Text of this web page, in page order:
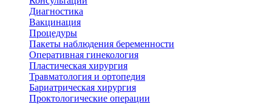
Диагностика
Вакцинация
Процедуры
Пакеты наблюдения беременности
Оперативная гинекология
Пластическая хирургия
Травматология и ортопедия
Бариатрическая хирургия
Проктологические операции